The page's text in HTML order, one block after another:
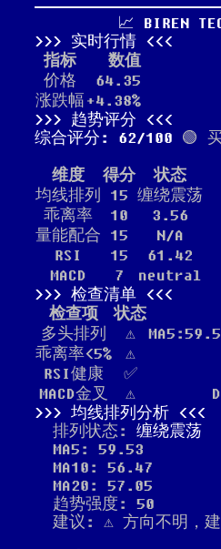
📈 BIREN
实时行情
指标
数值
价格
64.35
涨跌幅 +4.38%
趋势评分
综合评分: 62/100 🟢
维度 得分
状态
均线排列
15 缠绕震荡
乖离率
10
3.56
量能配合 15
N/A
RSI
15
61.42
MACD
7
neutral
检查清单
检查项
状态
多头排列
⚠️
乖离率<5%
⚠️
RSI健康
✅
MACD金叉
⚠️
均线排列分析
排列状态: 缠绕震荡
MA5: 59.53
MA10: 56.47
MA20: 57.05
趋势强度: 50
建议: ⚠️ 方向不明，建